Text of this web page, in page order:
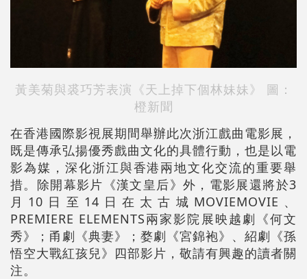
黃美菊與裘巧芳表演《天上掉下個林妹妹》 圖：
橙新聞
在香港國際影視展期間舉辦此次浙江戲曲電影展，
既是傳承弘揚優秀戲曲文化的具體行動，也是以電
影為媒，深化浙江與香港兩地文化交流的重要舉
措。除開幕影片《漢文皇后》外，電影展還將於3
月10日至14日在太古城MOVIEMOVIE、
PREMIERE ELEMENTS兩家影院展映越劇《何文
秀》；甬劇《典妻》；婺劇《宮錦袍》、紹劇《孫
悟空大戰紅孩兒》四部影片，敬請有興趣的讀者關
注。